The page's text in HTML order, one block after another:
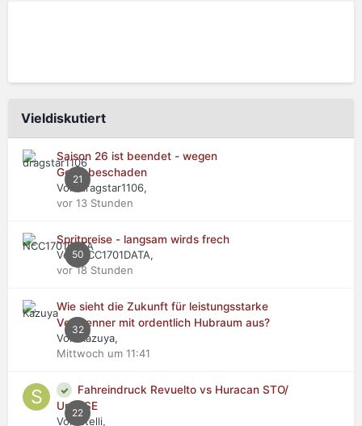
Vieldiskutiert
21
Saison 26 ist beendet - wegen
Getriebeschaden
Von dragstar1106,
vor 13 Stunden
50
Spritpreise - langsam wirds frech
Von NCC1701DATA,
vor 18 Stunden
32
Wie sieht die Zukunft für leistungsstarke
Verbrenner mit ordentlich Hubraum aus?
Von Kazuya,
Mittwoch um 11:41
22
Fahreindruck Revuelto vs Huracan STO/
Urus SE
Von stelli,